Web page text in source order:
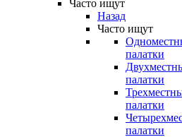
Часто ищут
Назад
Часто ищут
палатки
палатки
палатки
палатки